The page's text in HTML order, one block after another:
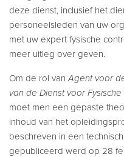
deze dienst, inclusief het
personeelsleden van uw
met uw expert fysische
meer uitleg over geven.
Om de rol vanAgent voor
van de Dienst voor
moet men een gepaste
inhoud van het
beschreven in een
gepubliceerd werd op 28